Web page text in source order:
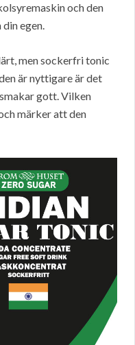
och den
din egen.
men sockerfri tonic
är nyttigare är det
gott. Vilken
märker att den